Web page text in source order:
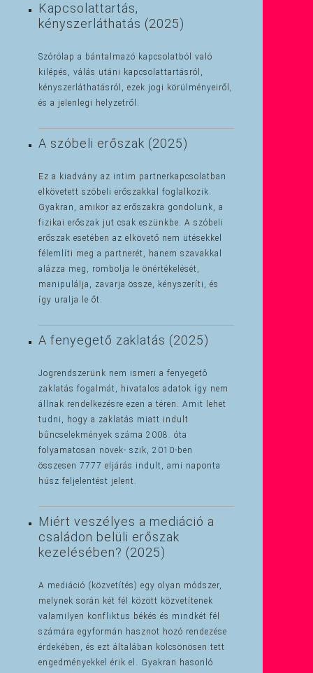
Kapcsolattartás,
kényszerláthatás (2025)
Szórólap a bántalmazó kapcsolatból való
kilépés, válás utáni kapcsolattartásról,
kényszerláthatásról, ezek jogi körülményeiről,
és a jelenlegi helyzetről.
A szóbeli erőszak (2025)
Ez a kiadvány az intim partnerkapcsolatban
elkövetett szóbeli erőszakkal foglalkozik.
Gyakran, amikor az erőszakra gondolunk, a
fizikai erőszak jut csak eszünkbe. A szóbeli
erőszak esetében az elkövető nem ütésekkel
félemlíti meg a partnerét, hanem szavakkal
alázza meg, rombolja le önértékelését,
manipulálja, zavarja össze, kényszeríti, és
így uralja le őt.
A fenyegető zaklatás (2025)
Jogrendszerünk nem ismeri a fenyegetô
zaklatás fogalmát, hivatalos adatok így nem
állnak rendelkezésre ezen a téren. Amit lehet
tudni, hogy a zaklatás miatt indult
bûncselekmények száma 2008. óta
folyamatosan növek- szik, 2010-ben
összesen 7777 eljárás indult, ami naponta
húsz feljelentést jelent.
Miért veszélyes a mediáció a
családon belüli erőszak
kezelésében? (2025)
A mediáció (közvetítés) egy olyan módszer,
melynek során két fél között közvetítenek
valamilyen konfliktus békés és mindkét fél
számára egyformán hasznot hozó rendezése
érdekében, és ezt általában kölcsönösen tett
engedményekkel érik el. Gyakran hasonló